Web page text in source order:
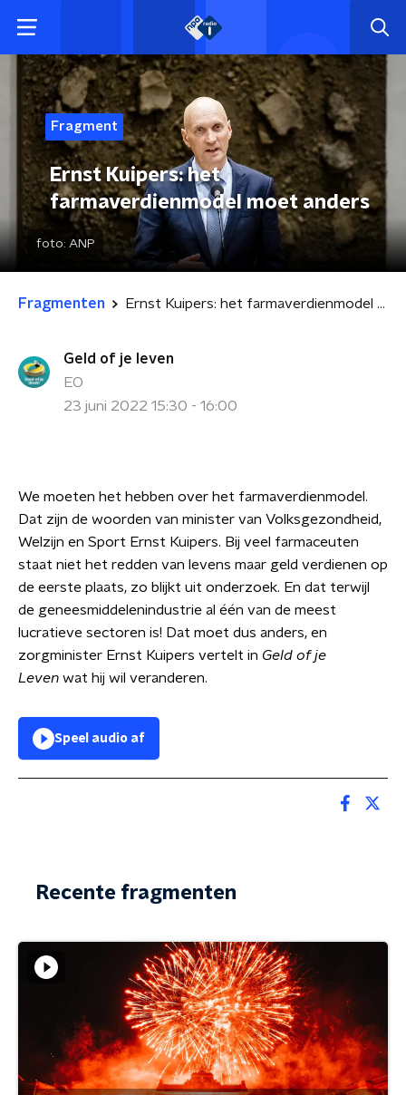
Fragment
Ernst Kuipers: het
farmaverdienmodel moet anders
foto: ANP
Fragmenten Ernst Kuipers: het farmaverdienmodel moet anders
Geld of je leven
EO
23 juni 2022 15:30 - 16:00
We moeten het hebben over het farmaverdienmodel.
Dat zijn de woorden van minister van Volksgezondheid,
Welzijn en Sport Ernst Kuipers. Bij veel farmaceuten
staat niet het redden van levens maar geld verdienen op
de eerste plaats, zo blijkt uit onderzoek. En dat terwijl
de geneesmiddelenindustrie al één van de meest
lucratieve sectoren is! Dat moet dus anders, en
zorgminister Ernst Kuipers vertelt in Geld of je
Leven wat hij wil veranderen.
Speel audio af
Recente fragmenten